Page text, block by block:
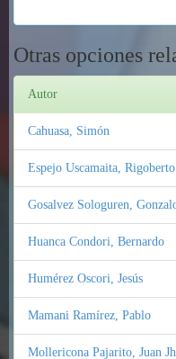
Otras opciones
Autor
Cahuasa, Simón
Espejo Uscamaita, Rigoberto
Gosalvez Sologuren,
Huanca Condori, Bernardo
Humérez Oscori, Jesús
Mamani Ramírez, Pablo
Mollericona Pajarito, Juan